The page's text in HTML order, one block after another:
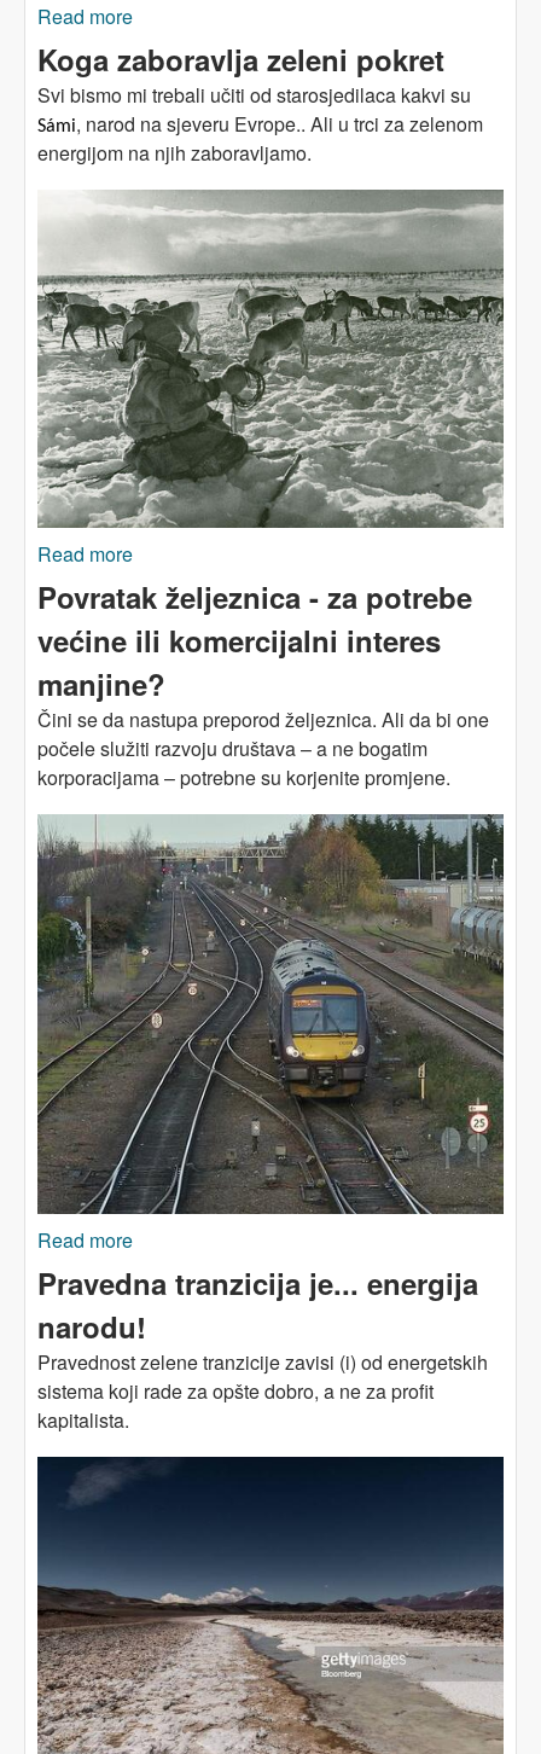
Read more
nikoga“ – pa ni privatni kapital
Koga zaboravlja zeleni pokret
Svi bismo mi trebali učiti od starosjedilaca kakvi su
Sámi, narod na sjeveru Evrope.. Ali u trci za zelenom
energijom na njih zaboravljamo.
Read more
Povratak željeznica - za potrebe
većine ili komercijalni interes
manjine?
Čini se da nastupa preporod željeznica. Ali da bi one
počele služiti razvoju društava – a ne bogatim
korporacijama – potrebne su korjenite promjene.
Read more
komercijalni interes manjine?
Pravedna tranzicija je... energija
narodu!
Pravednost zelene tranzicije zavisi (i) od energetskih
sistema koji rade za opšte dobro, a ne za profit
kapitalista.